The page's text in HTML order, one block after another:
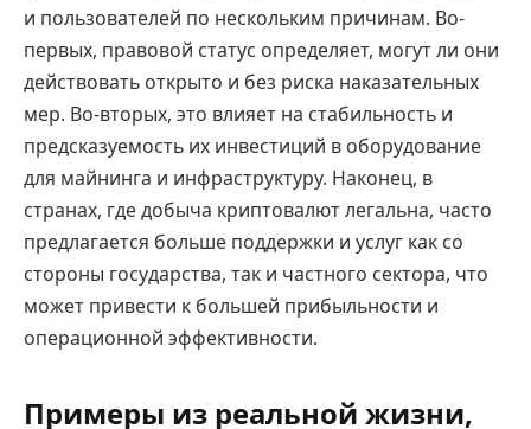
и пользователей по нескольким причинам. Во-
первых, правовой статус определяет, могут ли они
действовать открыто и без риска наказательных
мер. Во-вторых, это влияет на стабильность и
предсказуемость их инвестиций в оборудование
для майнинга и инфраструктуру. Наконец, в
странах, где добыча криптовалют легальна, часто
предлагается больше поддержки и услуг как со
стороны государства, так и частного сектора, что
может привести к большей прибыльности и
операционной эффективности.
Примеры из реальной жизни,